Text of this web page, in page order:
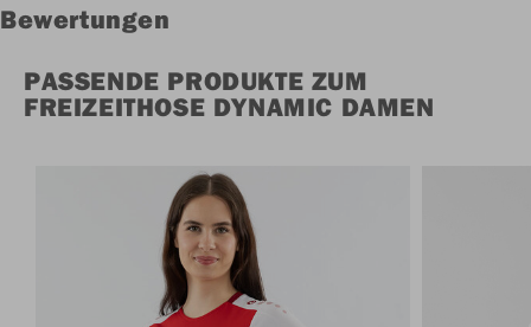
Bewertungen
PASSENDE PRODUKTE ZUM
FREIZEITHOSE DYNAMIC DAMEN